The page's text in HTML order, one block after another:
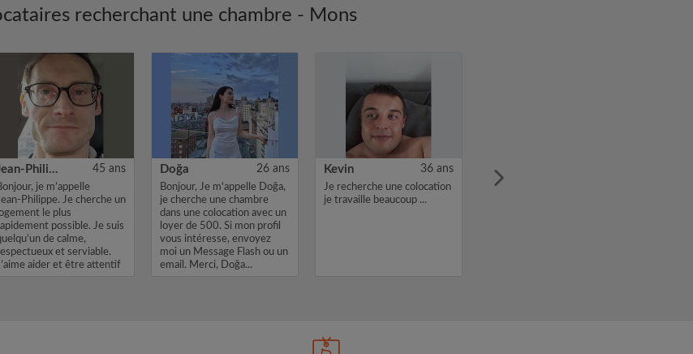
recherchant une chambre - Mons
Jean-Philippe 45 ans
je m’appelle
Je cherche un
le plus
possible. Je suis
de calme,
et serviable.
aider et être attentif
Doğa 26 ans
Bonjour, Je m'appelle Doğa,
je cherche une chambre
dans une colocation avec un
loyer de 500. Si mon profil
vous intéresse, envoyez
moi un Message Flash ou un
email. Merci, Doğa...
Kevin 36 ans
Je recherche une colocation
je travaille beaucoup ...